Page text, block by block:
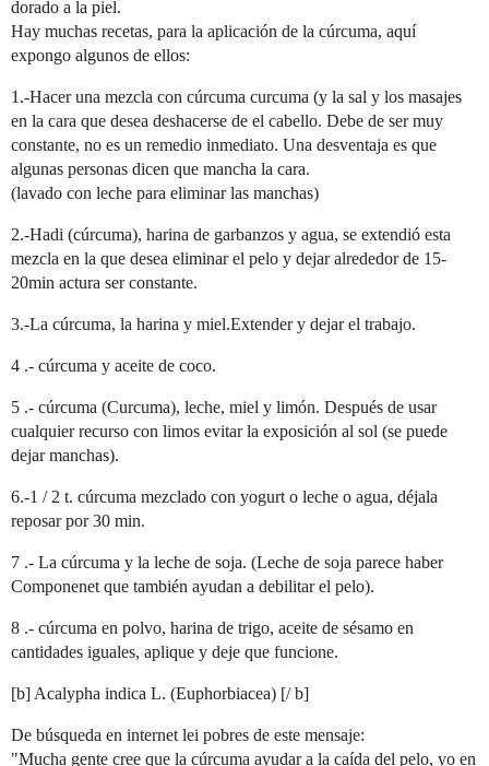
dorado a la piel.
Hay muchas recetas, para la aplicación de la cúrcuma, aquí
expongo algunos de ellos:
1.-Hacer una mezcla con cúrcuma curcuma (y la sal y los masajes
en la cara que desea deshacerse de el cabello. Debe de ser muy
constante, no es un remedio inmediato. Una desventaja es que
algunas personas dicen que mancha la cara.
(lavado con leche para eliminar las manchas)
2.-Hadi (cúrcuma), harina de garbanzos y agua, se extendió esta
mezcla en la que desea eliminar el pelo y dejar alrededor de 15-
20min actura ser constante.
3.-La cúrcuma, la harina y miel.Extender y dejar el trabajo.
4 .- cúrcuma y aceite de coco.
5 .- cúrcuma (Curcuma), leche, miel y limón. Después de usar
cualquier recurso con limos evitar la exposición al sol (se puede
dejar manchas).
6.-1 / 2 t. cúrcuma mezclado con yogurt o leche o agua, déjala
reposar por 30 min.
7 .- La cúrcuma y la leche de soja. (Leche de soja parece haber
Componenet que también ayudan a debilitar el pelo).
8 .- cúrcuma en polvo, harina de trigo, aceite de sésamo en
cantidades iguales, aplique y deje que funcione.
[b] Acalypha indica L. (Euphorbiacea) [/ b]
De búsqueda en internet lei pobres de este mensaje:
"Mucha gente cree que la cúrcuma ayudar a la caída del pelo, yo en